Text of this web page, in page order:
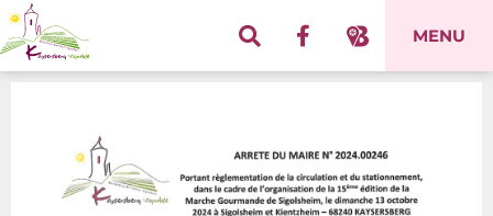
MENU
Panneau de gestion des cookies